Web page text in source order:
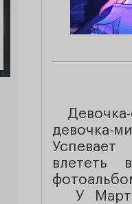
Девочка-
девочка-
Успевает
влететь
У Март